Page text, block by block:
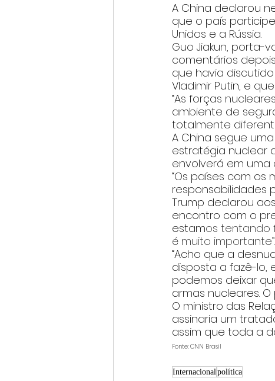
A China declarou
que o país
Unidos e a Rússia.
Guo Jiakun, porta-
comentários
que havia
Vladimir Putin, e
“As forças
ambiente de
totalmente
A China segue
estratégia nuclear
envolverá em uma
“Os países com
responsabilidades
Trump declarou
encontro com o
estamos tentando
é muito importante”.
“Acho que a
disposta a fazê-lo,
podemos deixar
armas nucleares.
O ministro das
assinaria um
assim que toda a
Fonte: CNN Brasil
Internacionalpolítica